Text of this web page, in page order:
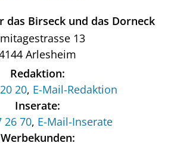
das Birseck und das Dorneck
13
Arlesheim
Redaktion:
20, E-Mail-Redaktion
Inserate:
26 70, E-Mail-Inserate
Werbekunden: